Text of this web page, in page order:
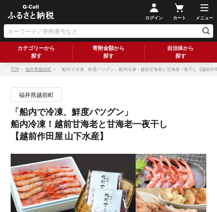
ログイン カート メニュー
カテゴリーから
探す
寄附金額から
探す
自治体から
探す
TOP ＞福井県越前町 ＞ 「船内で冷凍、鮮度バツグン」船内冷凍！越前甘海老と甘海老一夜干し【越前作
福井県越前町
「船内で冷凍、鮮度バツグン」
船内冷凍！越前甘海老と甘海老一夜干し
【越前作田屋 山下水産】